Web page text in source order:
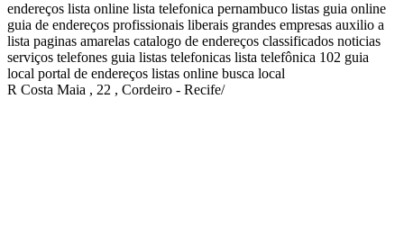
endereços lista online lista telefonica pernambuco listas guia online
guia de endereços profissionais liberais grandes empresas auxilio a
lista paginas amarelas catalogo de endereços classificados noticias
serviços telefones guia listas telefonicas lista telefônica 102 guia
local portal de endereços listas online busca local
R Costa Maia , 22 , Cordeiro - Recife/